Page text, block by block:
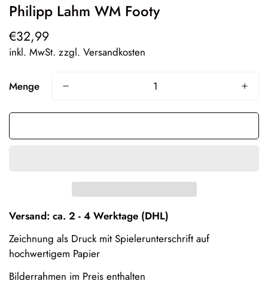
Philipp Lahm WM Footy
Regulärer
Preis
€32,99
inkl. MwSt. zzgl. Versandkosten
Menge
Versand: ca. 2 - 4 Werktage (DHL)
Zeichnung als Druck mit Spielerunterschrift auf
hochwertigem Papier
Bilderrahmen im Preis enthalten
Confirm your age
Are you 18 years old or older?